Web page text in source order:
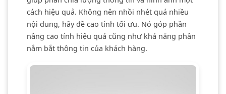
cách hiệu quả. Không nên nhồi nhét quá nhiều
nội dung, hãy đề cao tính tối ưu. Nó góp phần
nâng cao tính hiệu quả cũng như khả năng phân
nắm bắt thông tin của khách hàng.